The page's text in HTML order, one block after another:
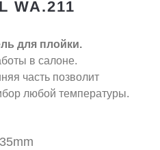
WA.211
для плойки.
в салоне.
часть позволит
любой температуры.